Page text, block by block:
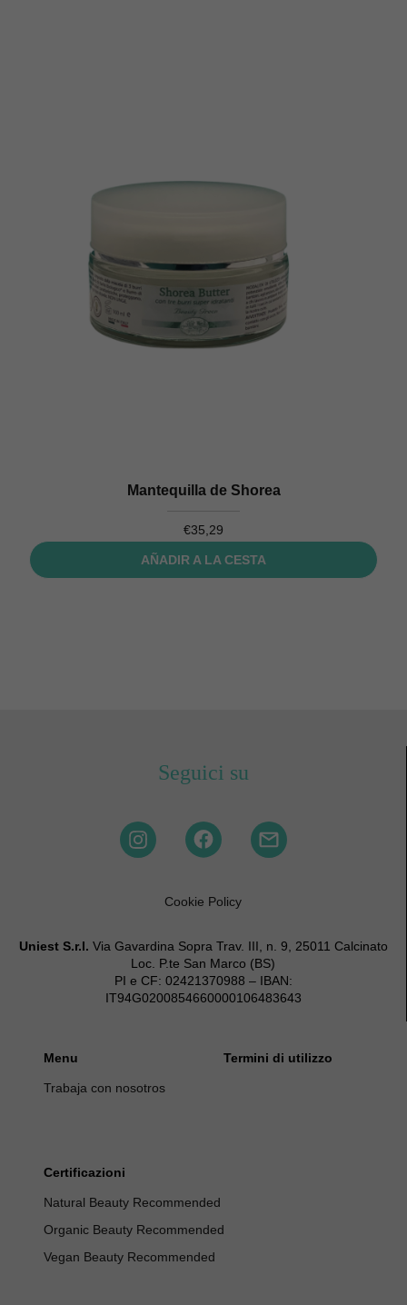
Mantequilla de Shorea
€35,29
AÑADIR A LA CESTA
Seguici su
Cookie Policy
Uniest S.r.l. Via Gavardina Sopra Trav. III, n. 9, 25011 Calcinato
Loc. P.te San Marco (BS)
PI e CF: 02421370988 – IBAN:
IT94G0200854660000106483643
Menu
Trabaja con nosotros
Termini di utilizzo
Certificazioni
Natural Beauty Recommended
Organic Beauty Recommended
Vegan Beauty Recommended